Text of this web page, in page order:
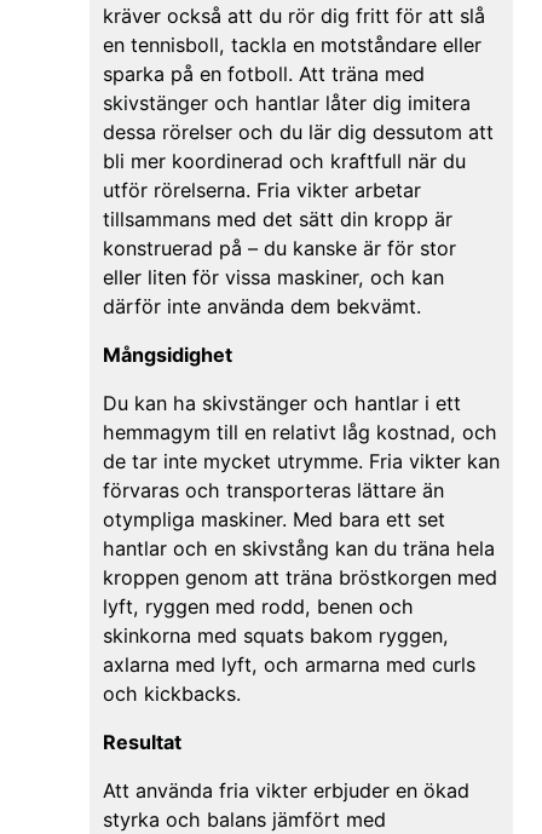
kräver också att du rör dig fritt för att slå
en tennisboll, tackla en motståndare eller
sparka på en fotboll. Att träna med
skivstänger och hantlar låter dig imitera
dessa rörelser och du lär dig dessutom att
bli mer koordinerad och kraftfull när du
utför rörelserna. Fria vikter arbetar
tillsammans med det sätt din kropp är
konstruerad på – du kanske är för stor
eller liten för vissa maskiner, och kan
därför inte använda dem bekvämt.
Mångsidighet
Du kan ha skivstänger och hantlar i ett
hemmagym till en relativt låg kostnad, och
de tar inte mycket utrymme. Fria vikter kan
förvaras och transporteras lättare än
otympliga maskiner. Med bara ett set
hantlar och en skivstång kan du träna hela
kroppen genom att träna bröstkorgen med
lyft, ryggen med rodd, benen och
skinkorna med squats bakom ryggen,
axlarna med lyft, och armarna med curls
och kickbacks.
Resultat
Att använda fria vikter erbjuder en ökad
styrka och balans jämfört med